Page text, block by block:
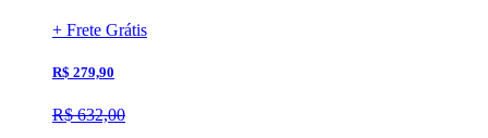
+ Frete Grátis
R$ 279,90
R$ 632,00